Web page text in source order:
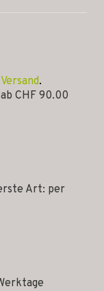
Versand.
CHF 90.00
Art: per